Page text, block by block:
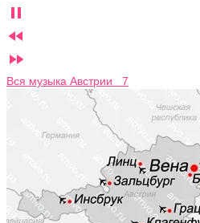



Вся музыка Австрии 7